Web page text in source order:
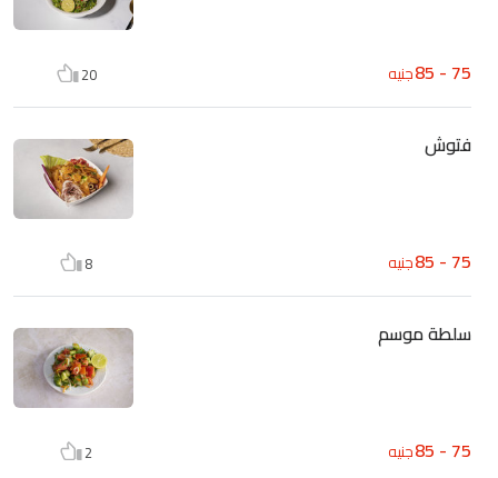
75 - 85 جنيه 20
فتوش
75 - 85 جنيه 8
سلطة موسم
75 - 85 جنيه 2